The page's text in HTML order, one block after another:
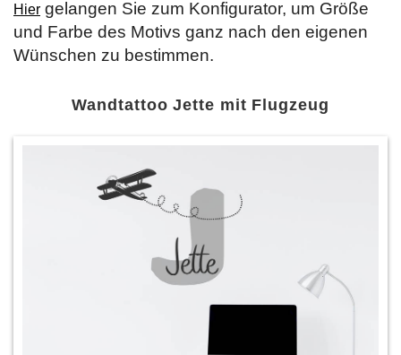
Hier gelangen Sie zum Konfigurator, um Größe
und Farbe des Motivs ganz nach den eigenen
Wünschen zu bestimmen.
Wandtattoo Jette mit Flugzeug